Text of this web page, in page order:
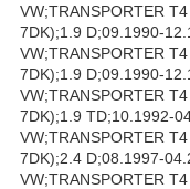
VW;TRANSPORTER
7DK);1.9 D;09.1990-
VW;TRANSPORTER
7DK);1.9 D;09.1990-
VW;TRANSPORTER
7DK);1.9 TD;10.1992-
VW;TRANSPORTER
7DK);2.4 D;08.1997-
VW;TRANSPORTER